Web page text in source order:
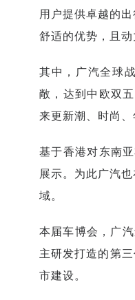
用户提供卓越的
舒适的优势，且
其中，广汽全球
敞，达到中欧双
来更新潮、时尚、
基于香港对东南
展示。为此广汽
域。
本届车博会，广
主研发打造的第
市建设。